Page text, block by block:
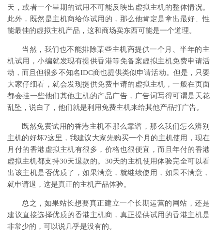
天，或者一个星期的试用不可能反映出虚拟主机的整体情况。
此外，既然是主机商给你试用的，那么他肯定是拿出最好、性
能最佳的虚拟主机产品，这和商场卖东西可能是一个道理。
当然，我们也不能排除某些主机商提供一个月、半年的主
机试用，小编就发现有提供香港等免备案虚拟主机免费申请活
动，而且但很多不知名IDC商也提供类似申请活动。但是，只要
大家仔细看，就会发现提供免费申请的虚拟主机，一般在页面
都会挂一些他们其他主机的产品广告，广告词写得可谓是天花
乱坠，说白了，他们就是利用免费主机来给其他产品打广告。
既然免费试用的香港主机不那么靠谱，那么我们怎么辨别
主机的好坏?这里，我建议大家先购买一个月的主机使用，现在
月付的香港虚拟主机有很多，价格也很便宜，而且年付的香港
虚拟主机都支持30天退款的。30天的主机使用体验完全可以看
出该主机是否优质了，如果满意，就继续使用，如果不满意，
就申请退，这是真正的主机产品体验。
总之，如果站长想要真正建立一个长期运营的网站，还是
建议直接选择优质的香港主机商，真正提供试用的香港主机是
非常少的，可以说几乎是没有的。